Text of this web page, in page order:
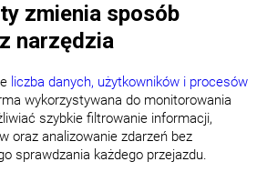
zmienia sposób
narzędzia
liczba danych, użytkowników i procesów
wykorzystywana do monitorowania
szybkie filtrowanie informacji,
oraz analizowanie zdarzeń bez
sprawdzania każdego przejazdu.